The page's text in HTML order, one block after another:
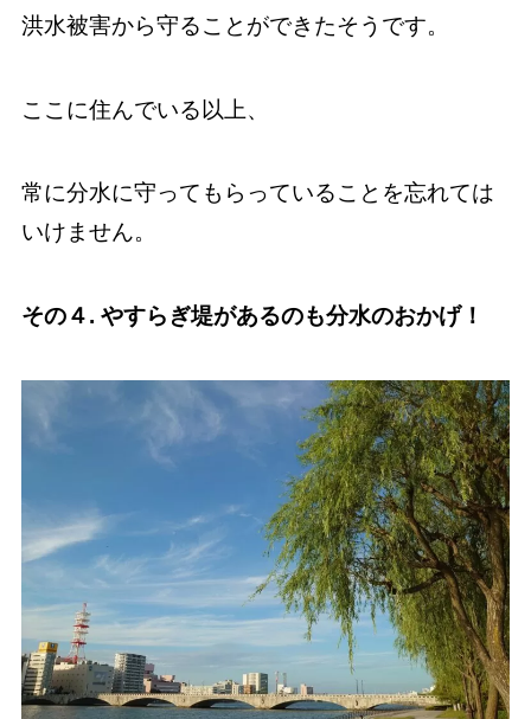
洪水被害から守ることができたそうです。
ここに住んでいる以上、
常に分水に守ってもらっていることを忘れては
いけません。
その４. やすらぎ堤があるのも分水のおかげ！